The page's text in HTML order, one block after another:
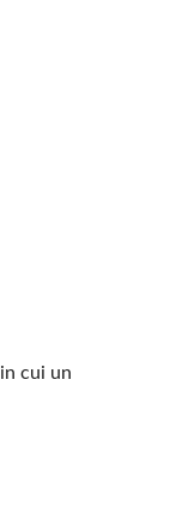
cui un